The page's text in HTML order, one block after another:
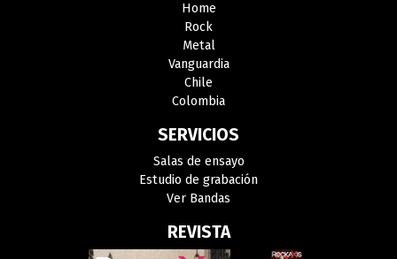
Home
Rock
Metal
Vanguardia
Chile
Colombia
SERVICIOS
Salas de ensayo
Estudio de grabación
Ver Bandas
REVISTA